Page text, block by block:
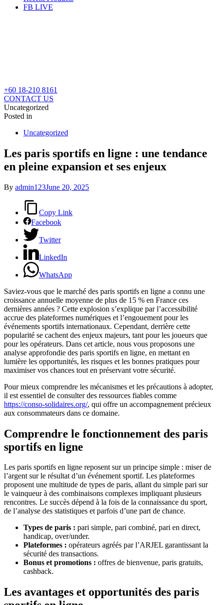
FB LIVE
+60 18-210 8161
CONTACT US
Uncategorized
Posted in
Uncategorized
Les paris sportifs en ligne : une tendance
en pleine expansion et ses enjeux
By admin123June 20, 2025
Copy Link
Facebook
Twitter
LinkedIn
WhatsApp
Saviez-vous que le marché des paris sportifs en ligne a connu une
croissance annuelle moyenne de plus de 15 % en France ces
dernières années ? Cette explosion s’explique par l’accessibilité
accrue des plateformes numériques et l’engouement pour les
événements sportifs internationaux. Cependant, derrière cette
popularité se cachent des enjeux majeurs, tant pour les joueurs que
pour les opérateurs. Dans cet article, nous vous proposons une
analyse approfondie des paris sportifs en ligne, en mettant en
lumière les opportunités, les risques et les bonnes pratiques pour
maximiser vos chances tout en préservant votre sécurité.
Pour mieux comprendre les mécanismes et les précautions à adopter,
il est essentiel de consulter des ressources fiables comme
https://conso-solidaires.org/, qui offre un accompagnement précieux
aux consommateurs dans ce domaine.
Comprendre le fonctionnement des paris
sportifs en ligne
Les paris sportifs en ligne reposent sur un principe simple : miser de
l’argent sur le résultat d’un événement sportif. Les plateformes
proposent une multitude de types de paris, allant du simple pari sur
le vainqueur à des combinaisons complexes impliquant plusieurs
rencontres. Le succès dépend à la fois de la connaissance du sport,
de l’analyse des statistiques et parfois d’une part de chance.
Types de paris : pari simple, pari combiné, pari en direct,
handicap, over/under.
Plateformes : opérateurs agréés par l’ARJEL garantissant la
sécurité des transactions.
Bonus et promotions : offres de bienvenue, paris gratuits,
cashback.
Les avantages et opportunités des paris